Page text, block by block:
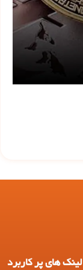
لینک های پر کاربرد